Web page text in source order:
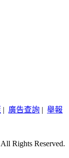
| 廣告查詢 | 舉報
Rights Reserved.